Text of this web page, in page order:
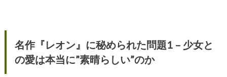
名作『レオン』に秘められた問題1 – 少女と
の愛は本当に”素晴らしい”のか